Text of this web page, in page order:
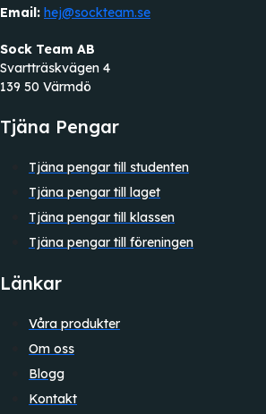
Email: hej@sockteam.se
Sock Team AB
Svartträskvägen 4
139 50 Värmdö
Tjäna Pengar
Tjäna pengar till studenten
Tjäna pengar till laget
Tjäna pengar till klassen
Tjäna pengar till föreningen
Länkar
Våra produkter
Om oss
Blogg
Kontakt